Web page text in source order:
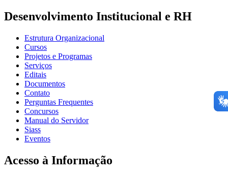
Desenvolvimento Institucional e RH
Estrutura Organizacional
Cursos
Projetos e Programas
Serviços
Editais
Documentos
Contato
Perguntas Frequentes
Concursos
Manual do Servidor
Siass
Eventos
Acesso à Informação